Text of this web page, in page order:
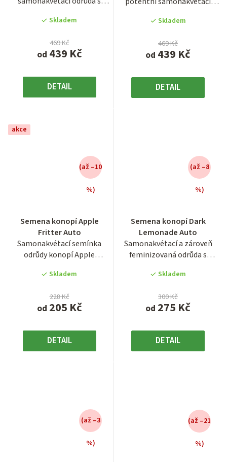
- 12...
Skladem
od 439 Kč
469 Kč
DETAIL
z
hvězdiček.
%,...
Skladem
od 439 Kč
469 Kč
DETAIL
akce
Semena konopí Apple
Fritter Auto
Samonakvétací semínka
odrůdy konopí Apple
Skladem
od 205 Kč
228 Kč
(až –10
%)
DETAIL
Semena konopí Dark
Lemonade Auto
Samonakvétací a zároveň
feminizovaná odrůda s
Lemonade Auto...
Skladem
od 275 Kč
300 Kč
(až –8
%)
DETAIL
(až –3
%)
(až –21
%)